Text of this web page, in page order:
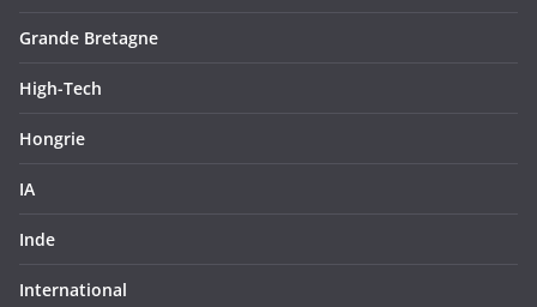
Grande Bretagne
High-Tech
Hongrie
IA
Inde
International